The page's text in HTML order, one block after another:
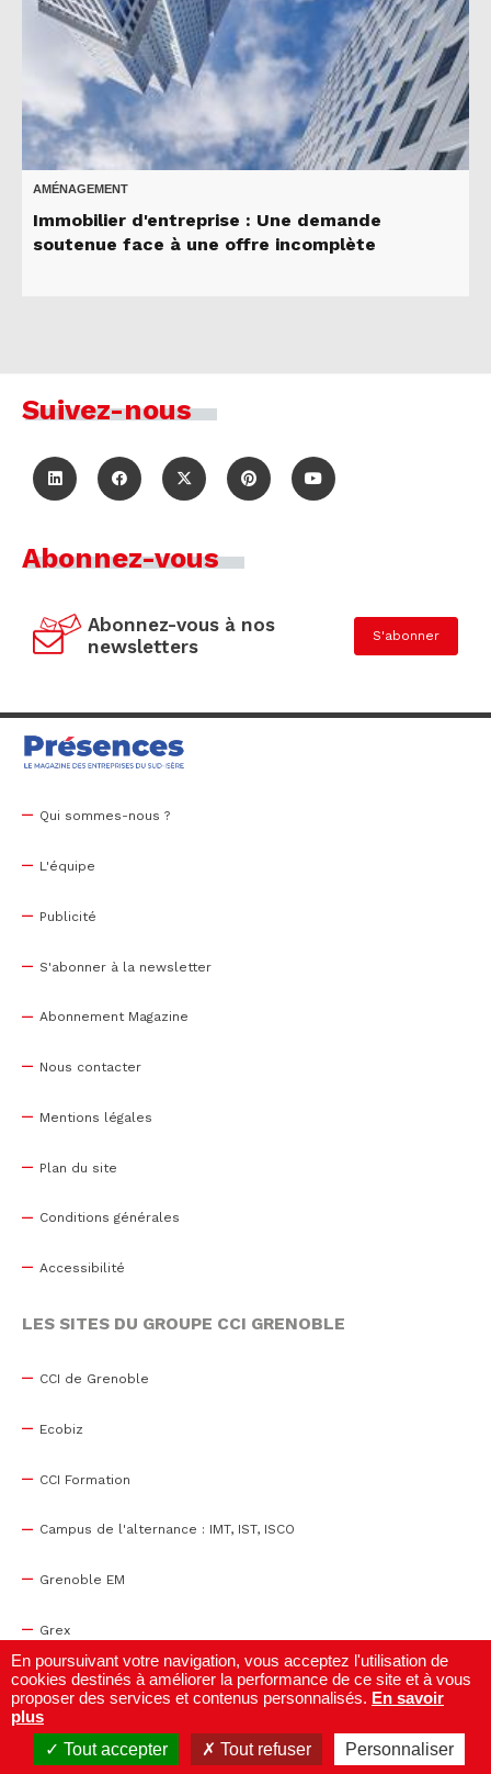
AMÉNAGEMENT
Immobilier d'entreprise : Une demande
soutenue face à une offre incomplète
Suivez-nous
Abonnez-vous
Abonnez-vous à nos
newsletters
S'abonner
Qui sommes-nous ?
L'équipe
Publicité
S'abonner à la newsletter
Abonnement Magazine
Nous contacter
Mentions légales
Plan du site
Conditions générales
Accessibilité
LES SITES DU GROUPE CCI GRENOBLE
CCI de Grenoble
Ecobiz
CCI Formation
Campus de l'alternance : IMT, IST, ISCO
Grenoble EM
Grex
WTC Grenoble
Centre de congrès
En poursuivant votre navigation, vous acceptez l'utilisation de
cookies destinés à améliorer la performance de ce site et à vous
proposer des services et contenus personnalisés. En savoir
plus
Tout accepter
Tout refuser Personnaliser